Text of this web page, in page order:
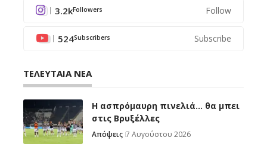
3.2kFollowers Follow
524Subscribers Subscribe
ΤΕΛΕΥΤΑΙΑ ΝΕΑ
Η ασπρόμαυρη πινελιά… θα μπει
στις Βρυξέλλες
Απόψεις 7 Αυγούστου 2026